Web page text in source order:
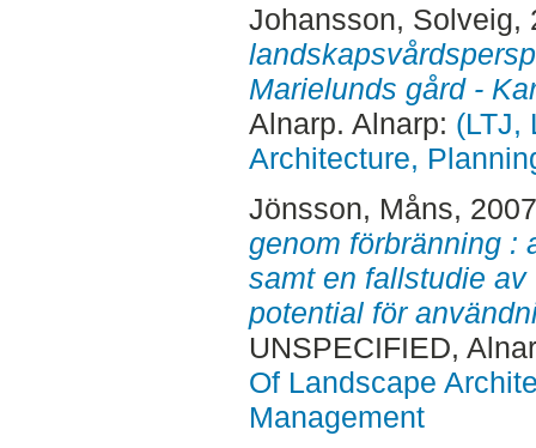
Johansson, Solveig,
Marielunds gård -
Alnarp. Alnarp: (LTJ,
Architecture,
Jönsson, Måns,
genom förbränning :
samt en fallstudie
potential för
UNSPECIFIED,
Of Landscape
Management